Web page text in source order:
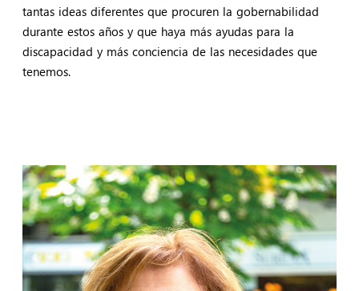
tantas ideas diferentes que procuren la gobernabilidad
durante estos años y que haya más ayudas para la
discapacidad y más conciencia de las necesidades que
tenemos.